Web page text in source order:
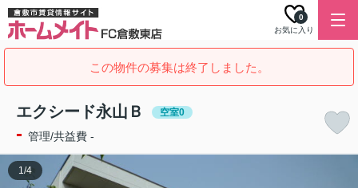
お気に入り
0
この物件の募集は終了しました。
エクシード永山Ｂ 空室0
- 管理/共益費 -
1/4